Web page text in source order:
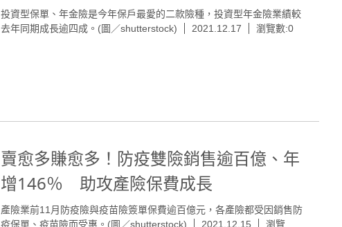
投資型保單、年金險是今年保戶最愛的二款險種，投資型年金險業績較
去年同期成長逾四成。(圖／shutterstock)
2021.12.17 瀏覽數:0
賣愈多賺愈多！防疫雙險銷售逾百億、年
增146％ 助攻產險保費成長
產險業前11月防疫險與疫苗險簽單保費逾百億元，各產險都受因銷售防
疫保單、疫苗險而受惠。(圖／shutterstock)
2021.12.15
瀏覽